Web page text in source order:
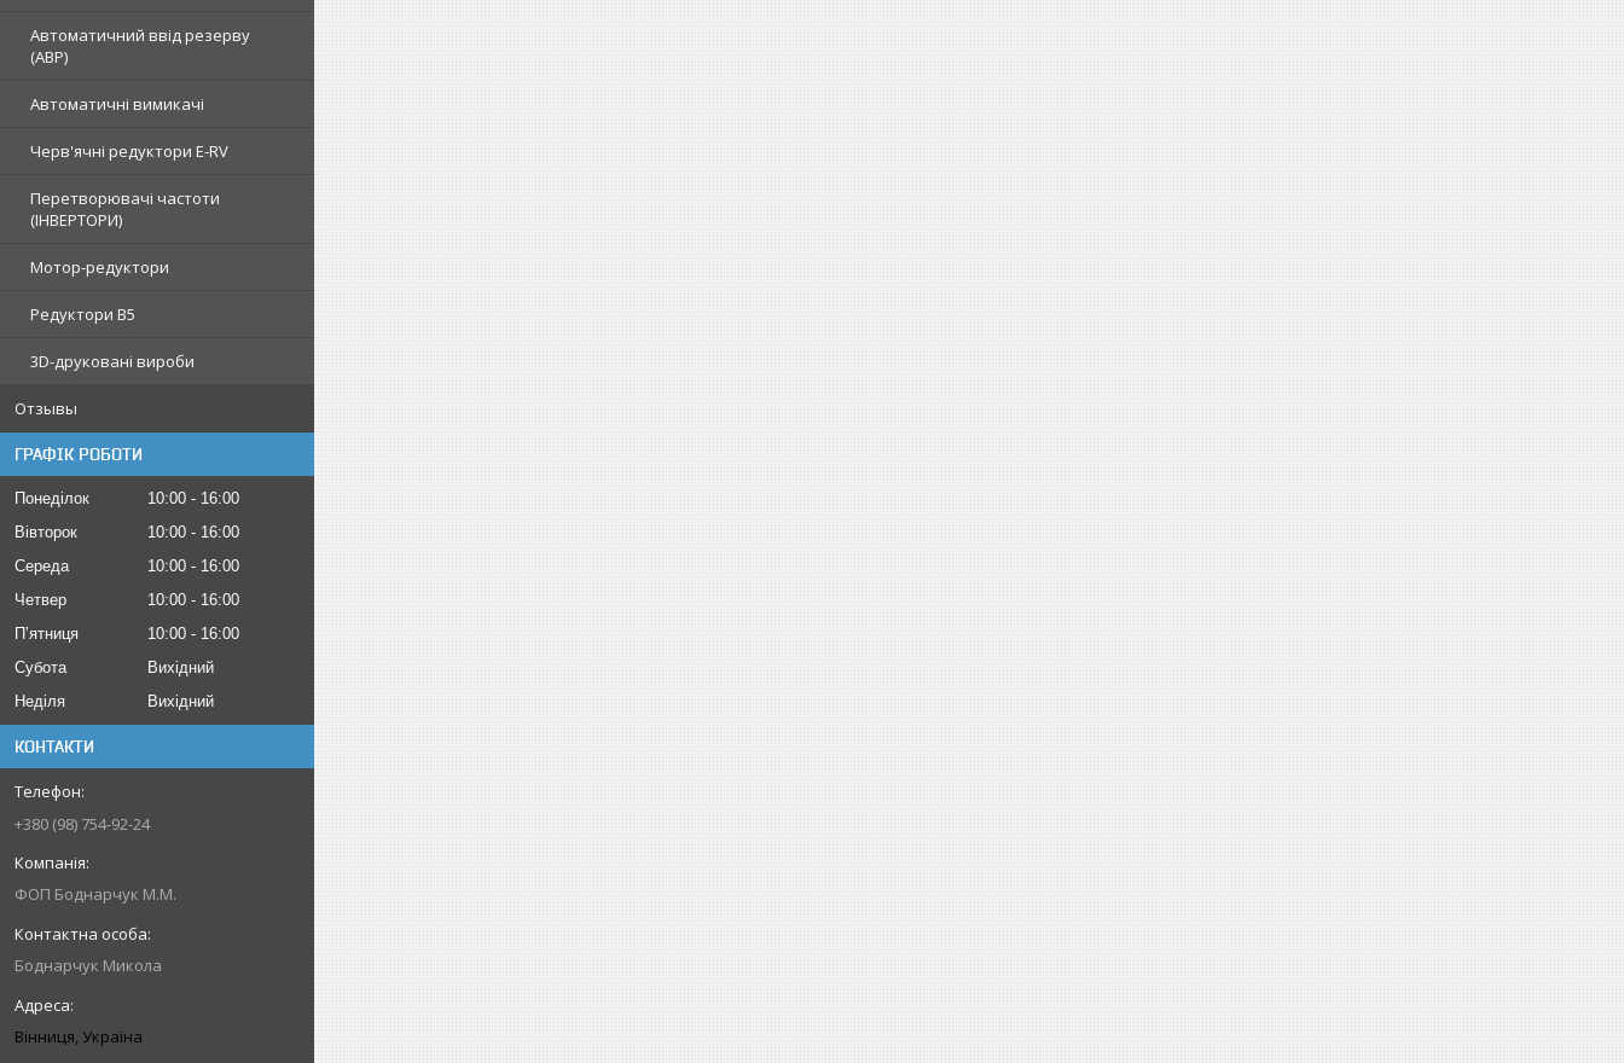
Автоматичний ввід резерву
(АВР)
Автоматичні вимикачі
Черв'ячні редуктори E-RV
Перетворювачі частоти
(ІНВЕРТОРИ)
Мотор-редуктори
Редуктори B5
3D-друковані вироби
Отзывы
ГРАФІК РОБОТИ
Понеділок 10:00
16:00
Вівторок
10:00
16:00
Середа
10:00
16:00
Четвер
10:00
16:00
Пʼятниця
10:00
16:00
Субота
Вихідний
Неділя
Вихідний
КОНТАКТИ
+380 (98) 754-92-24
ФОП Боднарчук М.М.
Боднарчук Микола
Вінниця, Україна